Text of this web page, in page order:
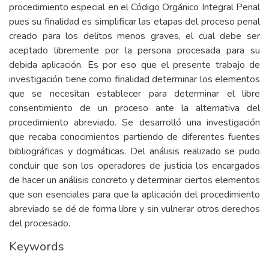
procedimiento especial en el Código Orgánico Integral Penal
pues su finalidad es simplificar las etapas del proceso penal
creado para los delitos menos graves, el cual debe ser
aceptado libremente por la persona procesada para su
debida aplicación. Es por eso que el presente trabajo de
investigación tiene como finalidad determinar los elementos
que se necesitan establecer para determinar el libre
consentimiento de un proceso ante la alternativa del
procedimiento abreviado. Se desarrolló una investigación
que recaba conocimientos partiendo de diferentes fuentes
bibliográficas y dogmáticas. Del análisis realizado se pudo
concluir que son los operadores de justicia los encargados
de hacer un análisis concreto y determinar ciertos elementos
que son esenciales para que la aplicación del procedimiento
abreviado se dé de forma libre y sin vulnerar otros derechos
del procesado.
Keywords